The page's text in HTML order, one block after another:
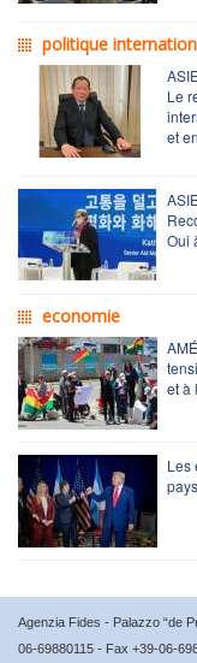
politique
Le
et
Oui
economie
et à
Les
Agenzia Fides - Palazzo “de
06-69880115 - Fax +39-06-